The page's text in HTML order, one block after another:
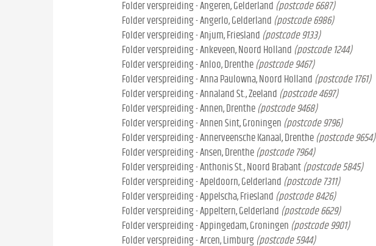
Folder verspreiding - Angeren, Gelderland (postcode 6687)
Folder verspreiding - Angerlo, Gelderland (postcode 6986)
Folder verspreiding - Anjum, Friesland (postcode 9133)
Folder verspreiding - Ankeveen, Noord Holland (postcode 1244)
Folder verspreiding - Anloo, Drenthe (postcode 9467)
Folder verspreiding - Anna Paulowna, Noord Holland (postcode 1761)
Folder verspreiding - Annaland St., Zeeland (postcode 4697)
Folder verspreiding - Annen, Drenthe (postcode 9468)
Folder verspreiding - Annen Sint, Groningen (postcode 9796)
Folder verspreiding - Annerveensche Kanaal, Drenthe (postcode 9654)
Folder verspreiding - Ansen, Drenthe (postcode 7964)
Folder verspreiding - Anthonis St., Noord Brabant (postcode 5845)
Folder verspreiding - Apeldoorn, Gelderland (postcode 7311)
Folder verspreiding - Appelscha, Friesland (postcode 8426)
Folder verspreiding - Appeltern, Gelderland (postcode 6629)
Folder verspreiding - Appingedam, Groningen (postcode 9901)
Folder verspreiding - Arcen, Limburg (postcode 5944)